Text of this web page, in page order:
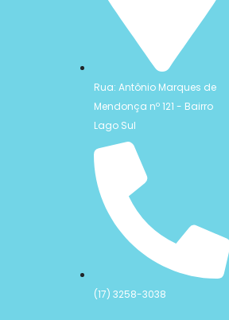
Rua: Antônio Marques de
Mendonça nº 121 - Bairro
Lago Sul
(17) 3258-3038